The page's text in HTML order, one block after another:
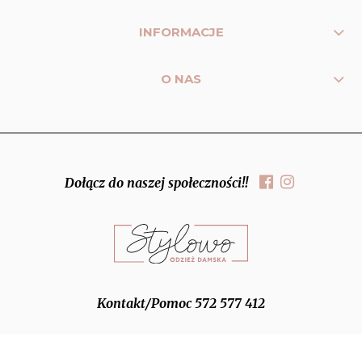
INFORMACJE
O NAS
Dołącz do naszej społeczności!!
Kontakt/Pomoc 572 577 412